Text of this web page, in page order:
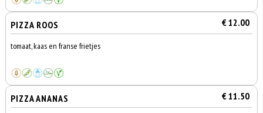
PIZZA ROOS € 12.00
tomaat, kaas en franse frietjes
PIZZA ANANAS € 11.50